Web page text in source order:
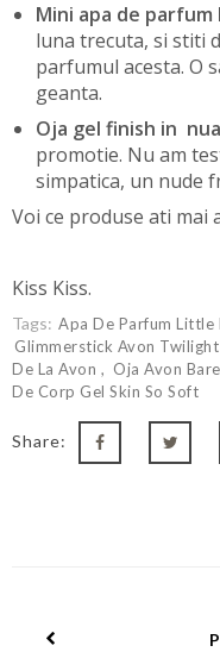
Mini apa de
luna trecuta, si stiti
parfumul acesta. O
geanta.
Oja gel finish in
promotie. Nu am
simpatica, un nude
Voi ce produse ati mai
Kiss Kiss.
Tags: Apa De Parfum Little
Glimmerstick Avon
De La Avon
Oja Avon
De Corp Gel Skin So Soft
Share: